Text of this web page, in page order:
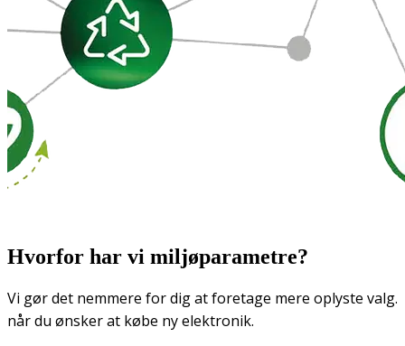
Hvorfor har vi miljøparametre?
Vi gør det nemmere for dig at foretage mere oplyste valg.
når du ønsker at købe ny elektronik.